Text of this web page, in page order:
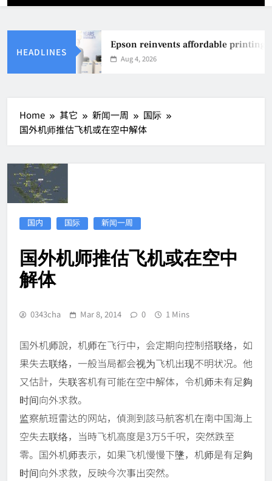
HEADLINES
Epson reinvents affordable printing
Aug 4, 2026
Home 其它 新闻一周
国际
国外机师推估飞机或在空中解体
国内 国际 新闻一周
国外机师推估飞机或在空中
解体
0343cha Mar 8, 2014 0 1 Mins
国外机师說，机师在飞行中，会定期向控制搭联络，如
果失去联络，一般当局都会视为飞机出现不明状况。他
又估計，失联客机有可能在空中解体，令机师未有足夠
时间向外求救。
监察航班雷达的网站，偵測到該马航客机在南中国海上
空失去联络，当時飞机高度是3万5千呎，突然跌至
零。国外机师表示，如果飞机慢慢下墬，机师是有足夠
时间向外求救，反映今次事出突然。